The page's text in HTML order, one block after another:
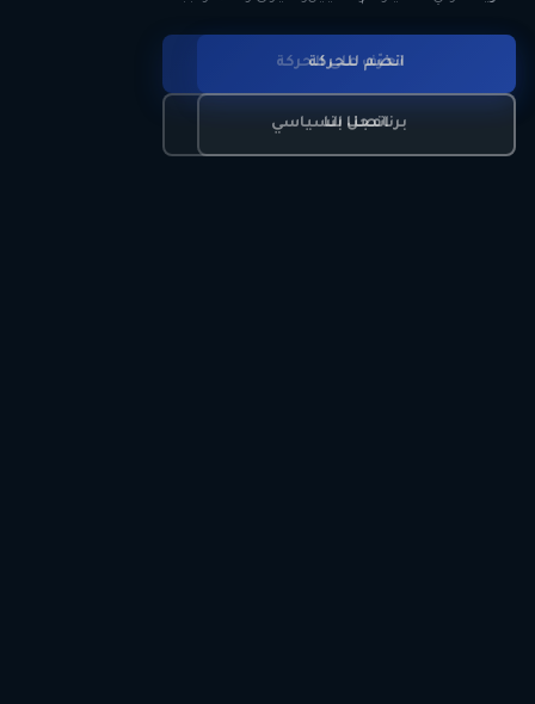
تعرّف على الحركة
برنامجنا السياسي
انضم للحركة
اتصل بنا